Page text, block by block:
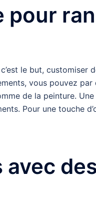
pour
le but, customiser
vous pouvez par
de la peinture. Une
Pour une touche